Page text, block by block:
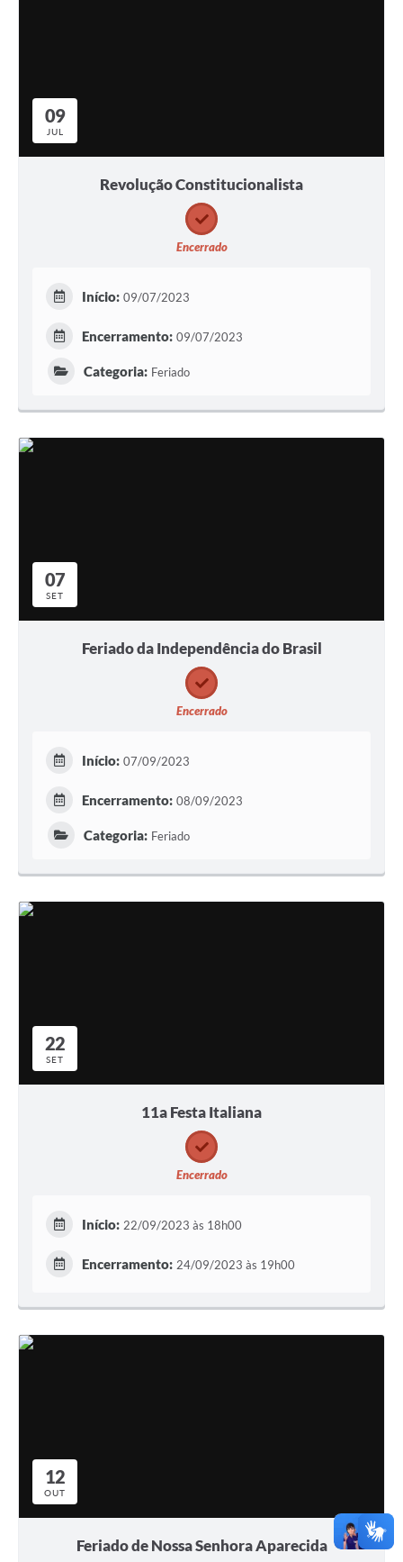
09
JUL
Revolução Constitucionalista
Encerrado
Início: 09/07/2023
Encerramento: 09/07/2023
Categoria: Feriado
07
SET
Feriado da Independência do Brasil
Encerrado
Início: 07/09/2023
Encerramento: 08/09/2023
Categoria: Feriado
22
SET
11a Festa Italiana
Encerrado
Início: 22/09/2023 às 18h00
Encerramento: 24/09/2023 às 19h00
12
OUT
Feriado de Nossa Senhora Aparecida